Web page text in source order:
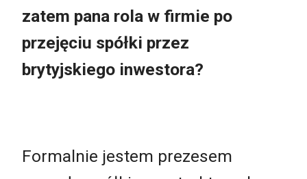
zatem pana rola w firmie po
przejęciu spółki przez
brytyjskiego inwestora?
Formalnie jestem prezesem